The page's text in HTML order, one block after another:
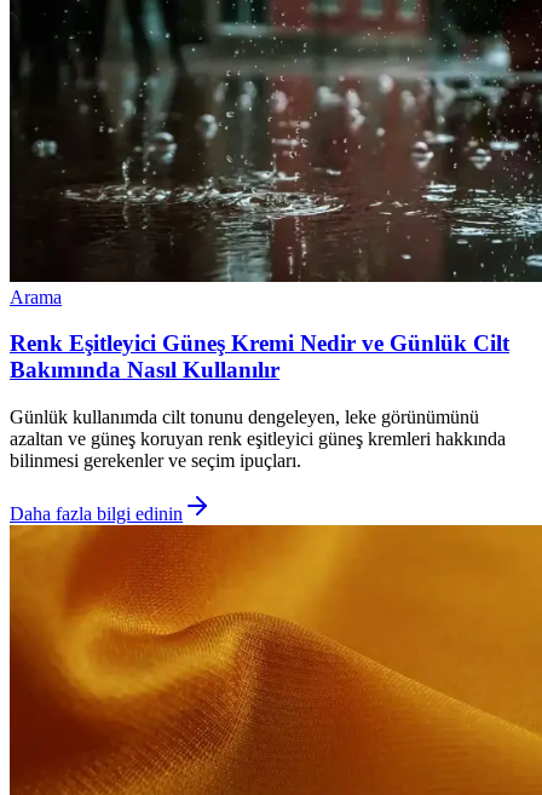
Arama
Renk Eşitleyici Güneş Kremi Nedir ve Günlük Cilt
Bakımında Nasıl Kullanılır
Günlük kullanımda cilt tonunu dengeleyen, leke görünümünü
azaltan ve güneş koruyan renk eşitleyici güneş kremleri hakkında
bilinmesi gerekenler ve seçim ipuçları.
Daha fazla bilgi edinin